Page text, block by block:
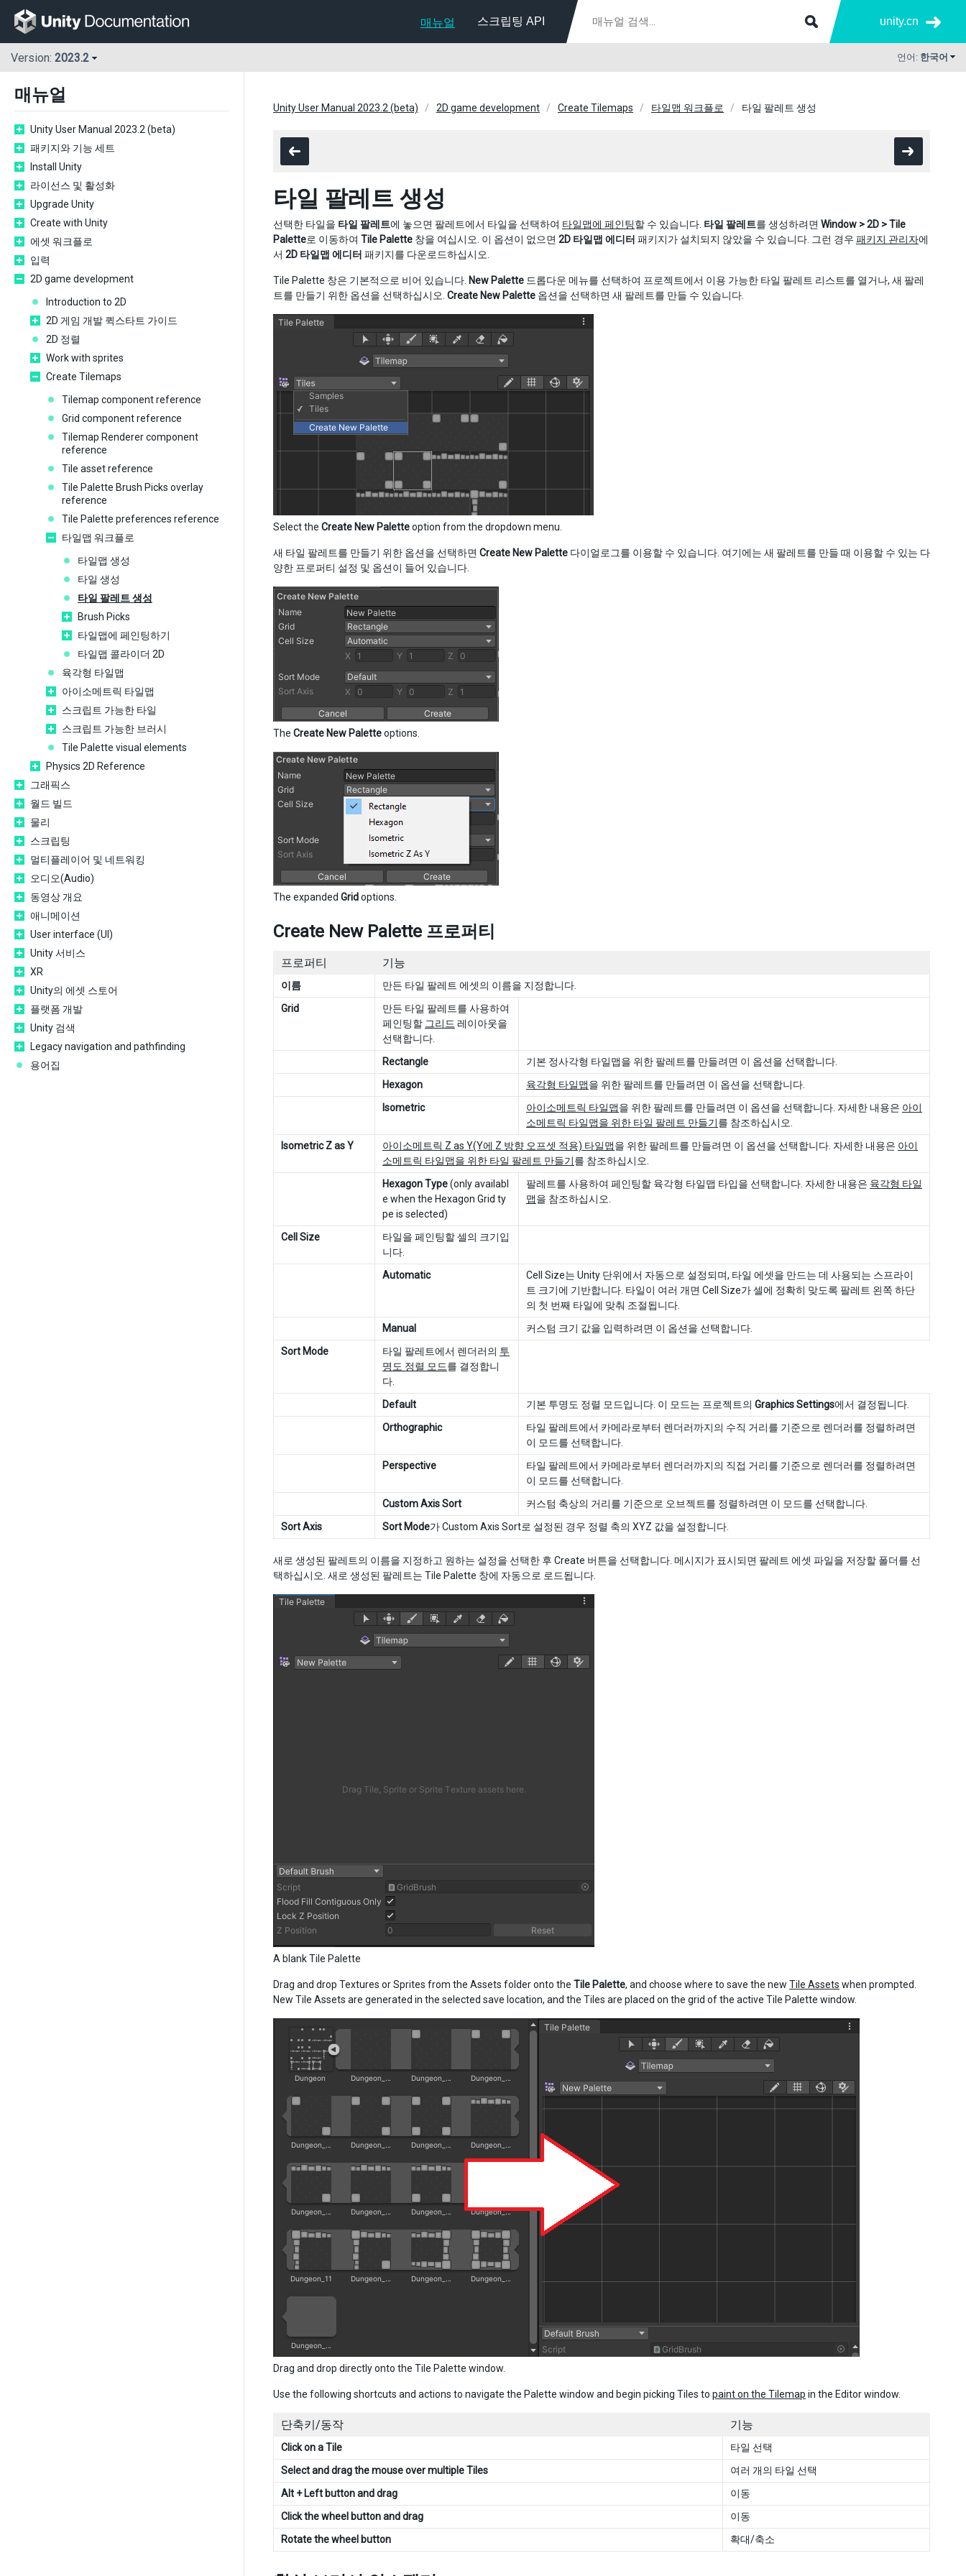
매뉴얼 스크립팅 API unity.cn
Version: 2023.2 언어: 한국어
매뉴얼
Unity User Manual 2023.2 (beta)
패키지와 기능 세트
Install Unity
라이선스 및 활성화
Upgrade Unity
Create with Unity
에셋 워크플로
입력
2D game development
Introduction to 2D
2D 게임 개발 퀵스타트 가이드
2D 정렬
Work with sprites
Create Tilemaps
Tilemap component reference
Grid component reference
Tilemap Renderer component
reference
Tile asset reference
Tile Palette Brush Picks overlay
reference
Tile Palette preferences reference
타일맵 워크플로
타일맵 생성
타일 생성
타일 팔레트 생성
Brush Picks
타일맵에 페인팅하기
타일맵 콜라이더 2D
육각형 타일맵
아이소메트릭 타일맵
스크립트 가능한 타일
스크립트 가능한 브러시
Tile Palette visual elements
Physics 2D Reference
그래픽스
월드 빌드
물리
스크립팅
멀티플레이어 및 네트워킹
오디오(Audio)
동영상 개요
애니메이션
User interface (UI)
Unity 서비스
XR
Unity의 에셋 스토어
플랫폼 개발
Unity 검색
Legacy navigation and pathfinding
용어집
Unity User Manual 2023.2 (beta) 2D game development Create Tilemaps 타일맵 워크플로 타일 팔레트 생성
타일 팔레트 생성
선택한 타일을 타일 팔레트에 놓으면 팔레트에서 타일을 선택하여 타일맵에 페인팅할 수 있습니다. 타일 팔레트를 생성하려면 Window > 2D > Tile
Palette로 이동하여 Tile Palette 창을 여십시오. 이 옵션이 없으면 2D 타일맵 에디터 패키지가 설치되지 않았을 수 있습니다. 그런 경우 패키지 관리자에
서 2D 타일맵 에디터 패키지를 다운로드하십시오.
Tile Palette 창은 기본적으로 비어 있습니다. New Palette 드롭다운 메뉴를 선택하여 프로젝트에서 이용 가능한 타일 팔레트 리스트를 열거나, 새 팔레
트를 만들기 위한 옵션을 선택하십시오. Create New Palette 옵션을 선택하면 새 팔레트를 만들 수 있습니다.
Select the Create New Paletteoption from the dropdown menu.
새 타일 팔레트를 만들기 위한 옵션을 선택하면 Create New Palette 다이얼로그를 이용할 수 있습니다. 여기에는 새 팔레트를 만들 때 이용할 수 있는 다
양한 프로퍼티 설정 및 옵션이 들어 있습니다.
The Create New Paletteoptions.
The expanded Gridoptions.
Create New Palette 프로퍼티
프로퍼티 기능
이름
만든 타일 팔레트 에셋의 이름을 지정합니다.
Grid
만든 타일 팔레트를 사용하여
페인팅할 그리드 레이아웃을
선택합니다.
Rectangle
기본 정사각형 타일맵을 위한 팔레트를 만들려면 이 옵션을 선택합니다.
Hexagon
육각형 타일맵을 위한 팔레트를 만들려면 이 옵션을 선택합니다.
Isometric
아이소메트릭 타일맵을 위한 팔레트를 만들려면 이 옵션을 선택합니다. 자세한 내용은 아이
소메트릭 타일맵을 위한 타일 팔레트 만들기를 참조하십시오.
Isometric Z as Y
아이소메트릭 Z as Y(Y에 Z 방향 오프셋 적용) 타일맵을 위한 팔레트를 만들려면 이 옵션을 선택합니다. 자세한 내용은 아이
소메트릭 타일맵을 위한 타일 팔레트 만들기를 참조하십시오.
Hexagon Type(only availabl
e when the Hexagon Grid ty
pe is selected)
팔레트를 사용하여 페인팅할 육각형 타일맵 타입을 선택합니다. 자세한 내용은 육각형 타일
맵을 참조하십시오.
Cell Size
타일을 페인팅할 셀의 크기입
니다.
Automatic
Cell Size는 Unity 단위에서 자동으로 설정되며, 타일 에셋을 만드는 데 사용되는 스프라이
트 크기에 기반합니다. 타일이 여러 개면 Cell Size가 셀에 정확히 맞도록 팔레트 왼쪽 하단
의 첫 번째 타일에 맞춰 조절됩니다.
Manual
커스텀 크기 값을 입력하려면 이 옵션을 선택합니다.
Sort Mode
타일 팔레트에서 렌더러의 투
명도 정렬 모드를 결정합니
다.
Default
기본 투명도 정렬 모드입니다. 이 모드는 프로젝트의 Graphics Settings에서 결정됩니다.
Orthographic
타일 팔레트에서 카메라로부터 렌더러까지의 수직 거리를 기준으로 렌더러를 정렬하려면
이 모드를 선택합니다.
Perspective
타일 팔레트에서 카메라로부터 렌더러까지의 직접 거리를 기준으로 렌더러를 정렬하려면
이 모드를 선택합니다.
Custom Axis Sort
커스텀 축상의 거리를 기준으로 오브젝트를 정렬하려면 이 모드를 선택합니다.
Sort Axis
Sort Mode가 Custom Axis Sort로 설정된 경우 정렬 축의 XYZ 값을 설정합니다.
새로 생성된 팔레트의 이름을 지정하고 원하는 설정을 선택한 후 Create 버튼을 선택합니다. 메시지가 표시되면 팔레트 에셋 파일을 저장할 폴더를 선
택하십시오. 새로 생성된 팔레트는 Tile Palette 창에 자동으로 로드됩니다.
A blank Tile Palette
Drag and drop Textures or Sprites from the Assets folder onto the Tile Palette, and choose where to save the new Tile Assets when prompted.
New Tile Assets are generated in the selected save location, and the Tiles are placed on the grid of the active Tile Palette window.
Drag and drop directly onto the Tile Palette window.
Use the following shortcuts and actions to navigate the Palette window and begin picking Tiles to paint on the Tilemap in the Editor window.
단축키/동작 기능
Click on a Tile
타일 선택
Select and drag the mouse over multiple Tiles
여러 개의 타일 선택
Alt + Left button and drag
이동
Click the wheel button and drag
이동
Rotate the wheel button
확대/축소